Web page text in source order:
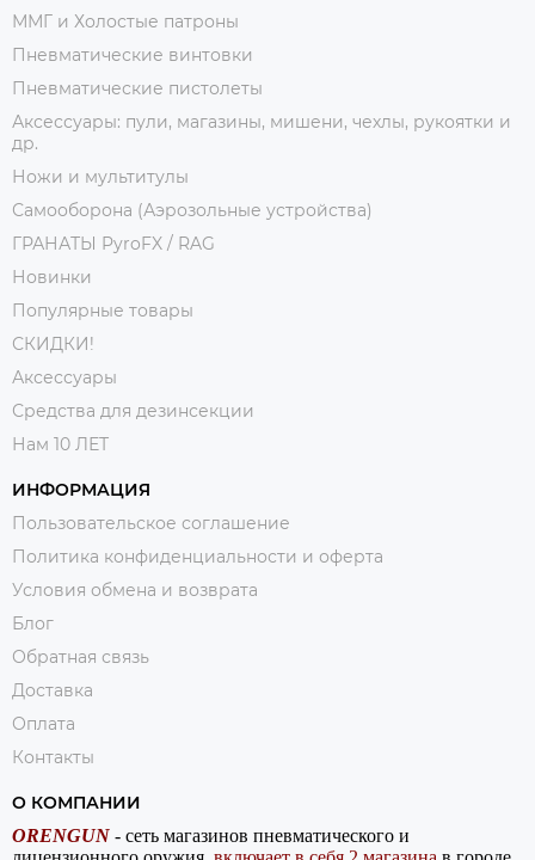
ММГ и Холостые патроны
Пневматические винтовки
Пневматические пистолеты
Аксессуары: пули, магазины, мишени, чехлы, рукоятки и
др.
Ножи и мультитулы
Самооборона (Аэрозольные устройства)
ГРАНАТЫ PyroFX / RAG
Новинки
Популярные товары
СКИДКИ!
Аксессуары
Средства для дезинсекции
Нам 10 ЛЕТ
ИНФОРМАЦИЯ
Пользовательское соглашение
Политика конфиденциальности и оферта
Условия обмена и возврата
Блог
Обратная связь
Доставка
Оплата
Контакты
О КОМПАНИИ
ORENGUN - сеть магазинов пневматического и